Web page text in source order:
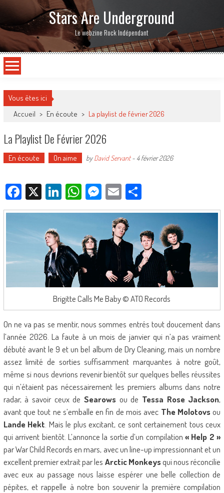
Stars Are Underground
Le webzine Rock Indépendant
Vous êtes ici
Accueil > En écoute > La playlist de février 2026
La Playlist De Février 2026
En écoute On aime byDavid Servant- 4 février 2026
Facebook
X LinkedIn
WhatsApp
Messenger
EmailPartager
Brigitte Calls Me Baby © ATO Records
On ne va pas se mentir, nous sommes entrés tout doucement dans
l’année 2026. La faute à un mois de janvier qui n’a pas vraiment
débuté avant le 9 et un bel album de Dry Cleaning, mais un nombre
assez limité de sorties suffisamment marquantes à notre goût,
même si nous devrions revenir bientôt sur quelques belles réussites
qui n’étaient pas nécessairement les premiers albums dans notre
radar, à savoir ceux de Searows ou de Tessa Rose Jackson,
avant que tout ne s’emballe en fin de mois avec The Molotovsou
Lande Hekt. Mais le plus excitant, ce sont certainement tous ceux
qui arrivent bientôt. L’annonce la sortie d’un compilation« Help 2 »
par War Child Records en mars, avec un line-up impressionnant et un
excellent premier extrait par les Arctic Monkeysqui nous réconcilie
avec eux au passage nous laisse espérer une belle collection de
pépites, et rappelle à notre bon souvenir la première compilation